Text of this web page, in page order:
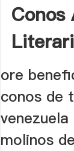
Conos
ore
conos de
molinos